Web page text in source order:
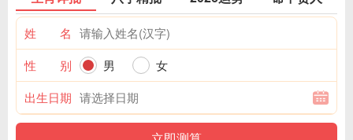
姓 名
性 别
男
女
出生日期